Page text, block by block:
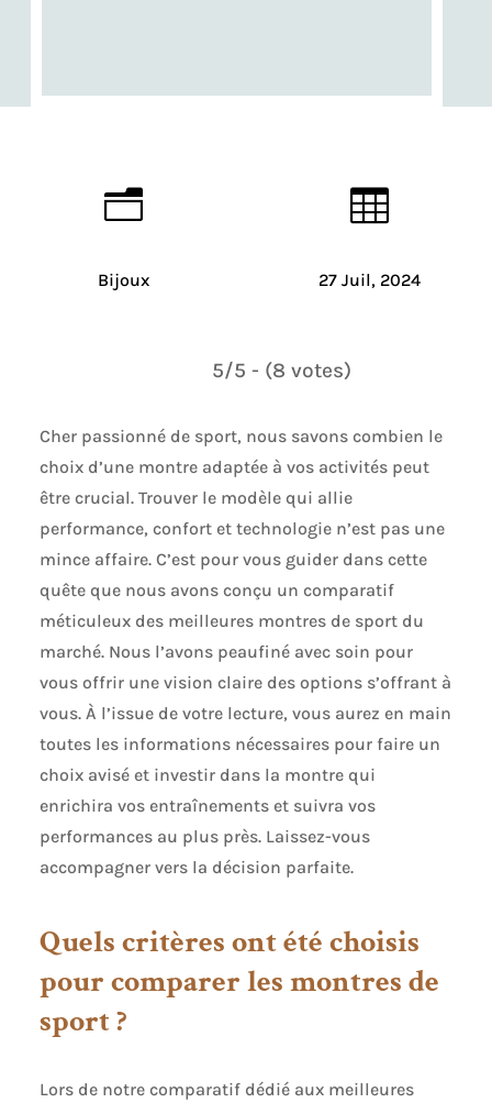
n
Bijoux

27 Juil, 2024
5/5 - (8 votes)
Cher passionné de sport, nous savons combien le
choix d’une montre adaptée à vos activités peut
être crucial. Trouver le modèle qui allie
performance, confort et technologie n’est pas une
mince affaire. C’est pour vous guider dans cette
quête que nous avons conçu un comparatif
méticuleux des meilleures montres de sport du
marché. Nous l’avons peaufiné avec soin pour
vous offrir une vision claire des options s’offrant à
vous. À l’issue de votre lecture, vous aurez en main
toutes les informations nécessaires pour faire un
choix avisé et investir dans la montre qui
enrichira vos entraînements et suivra vos
performances au plus près. Laissez-vous
accompagner vers la décision parfaite.
Quels critères ont été choisis
pour comparer les montres de
sport ?
Lors de notre comparatif dédié aux meilleures